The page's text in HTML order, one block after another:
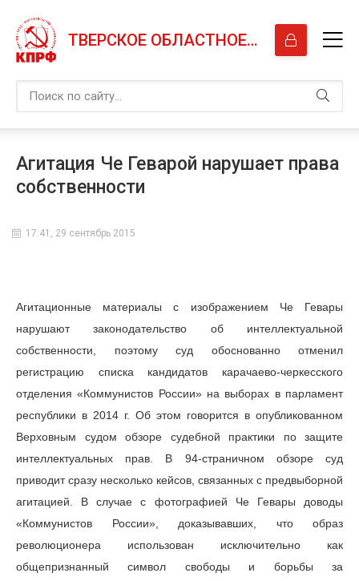
ТВЕРСКОЕ ОБЛАСТНОЕ ОТДЕЛЕНИЕ КПРФ
Агитация Че Геварой нарушает права
собственности
17:41, 29 сентябрь 2015
Агитационные материалы с изображением Че Гевары
нарушают законодательство об интеллектуальной
собственности, поэтому суд обоснованно отменил
регистрацию списка кандидатов карачаево-черкесского
отделения «Коммунистов России» на выборах в парламент
республики в 2014 г. Об этом говорится в опубликованном
Верховным судом обзоре судебной практики по защите
интеллектуальных прав. В 94-страничном обзоре суд
приводит сразу несколько кейсов, связанных с предвыборной
агитацией. В случае с фотографией Че Гевары доводы
«Коммунистов России», доказывавших, что образ
революционера использован исключительно как
общепризнанный символ свободы и борьбы за